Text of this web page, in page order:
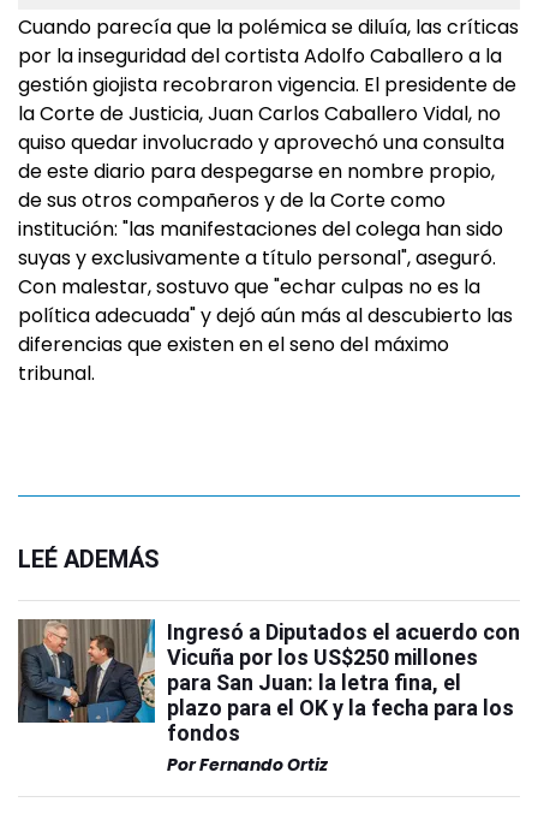
Cuando parecía que la polémica se diluía, las críticas
por la inseguridad del cortista Adolfo Caballero a la
gestión giojista recobraron vigencia. El presidente de
la Corte de Justicia, Juan Carlos Caballero Vidal, no
quiso quedar involucrado y aprovechó una consulta
de este diario para despegarse en nombre propio,
de sus otros compañeros y de la Corte como
institución: "las manifestaciones del colega han sido
suyas y exclusivamente a título personal", aseguró.
Con malestar, sostuvo que "echar culpas no es la
política adecuada" y dejó aún más al descubierto las
diferencias que existen en el seno del máximo
tribunal.
LEÉ ADEMÁS
Ingresó a Diputados el acuerdo con
Vicuña por los US$250 millones
para San Juan: la letra fina, el
plazo para el OK y la fecha para los
fondos
PorFernando Ortiz